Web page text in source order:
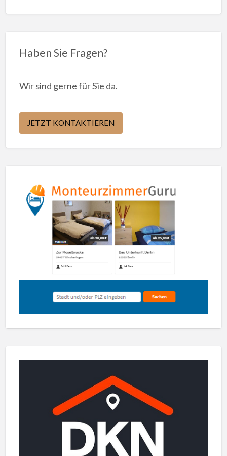
Haben Sie Fragen?
Wir sind gerne für Sie da.
JETZT KONTAKTIEREN